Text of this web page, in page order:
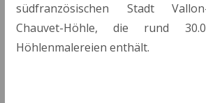
südfranzösischen Stadt
Chauvet-Höhle, die rund
Höhlenmalereien enthält.